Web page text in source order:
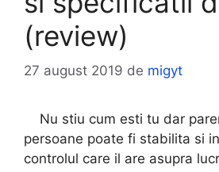
(review)
27 august 2019 de migyt
Nu stiu cum esti tu dar
persoane poate fi stabilita si
controlul care il are asupra